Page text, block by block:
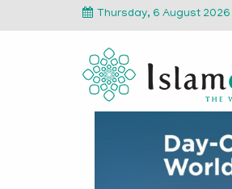
Thursday, 6 August 2026